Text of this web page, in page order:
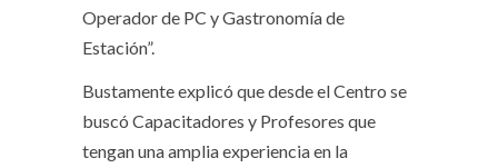
Operador de PC y Gastronomía de
Estación”.
Bustamente explicó que desde el Centro se
buscó Capacitadores y Profesores que
tengan una amplia experiencia en la